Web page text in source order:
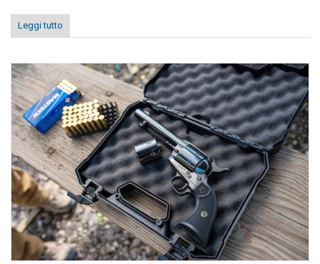
Leggi tutto